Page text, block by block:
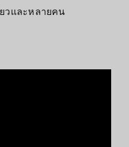
วและหลายคน